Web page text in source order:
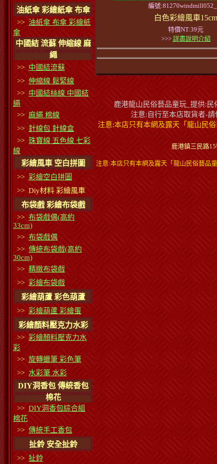
油紙傘 彩繪紙傘 布傘
>> 油紙傘 布傘 彩繪紙
傘
中國結 流蘇 伸縮線 麻
繩
>> 中國結流蘇
>> 伸縮線 鬆緊線
>> 中國結絲線 中國結
繩
>> 麻繩 棉線
>> 針線包 針線盒
>> 珠寶線 五色線 七彩
線
彩繪風車 空白拼圖
>> 彩繪空白拼圖
>> Diy材料 彩繪風車
布袋戲 彩繪布袋戲
>> 布袋戲偶(高約
33cm)
>> 布袋戲偶
>> 傳統布袋戲(高約
30cm)
>> 精緻布袋戲
>> 彩繪布袋戲
彩繪葫蘆 彩色葫蘆
>> 彩繪葫蘆 彩繪蛋
彩繪顏料壓克力水彩
>> 彩繪顏料壓克力水
彩
>> 旋轉蠟筆 彩色筆
>> 水彩筆 水彩
DIY洞香包 傳統香包
棉花
>> DIY洞香包綜合組
棉花
>> 傳統手工香包
扯鈴 安全扯鈴
>> 扯鈴
編號
白色彩繪風車15cm
特價NT:39元
>>> 詳盡說明介紹
鹿港龍山民俗藝品童玩_提供:
注意:自行至本店取貨者-
注意:本店只有本網及露天「龍山民
鹿港鎮三民路
注意:本店只有本網及露天「龍山民俗藝品